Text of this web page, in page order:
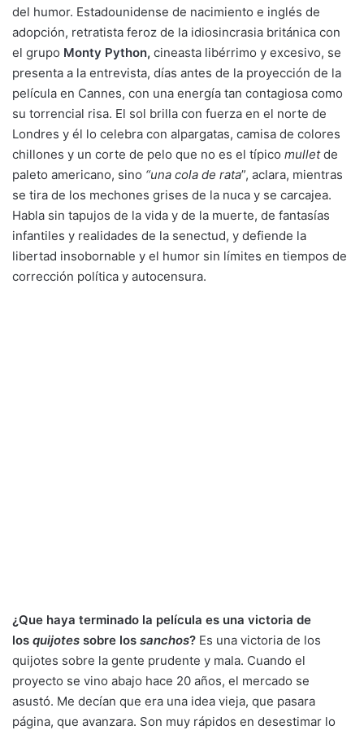
del humor. Estadounidense de nacimiento e inglés de
adopción, retratista feroz de la idiosincrasia británica con
el grupo Monty Python, cineasta libérrimo y excesivo, se
presenta a la entrevista, días antes de la proyección de la
película en Cannes, con una energía tan contagiosa como
su torrencial risa. El sol brilla con fuerza en el norte de
Londres y él lo celebra con alpargatas, camisa de colores
chillones y un corte de pelo que no es el típico mulletde
paleto americano, sino “una cola de rata”, aclara, mientras
se tira de los mechones grises de la nuca y se carcajea.
Habla sin tapujos de la vida y de la muerte, de fantasías
infantiles y realidades de la senectud, y defiende la
libertad insobornable y el humor sin límites en tiempos de
corrección política y autocensura.
¿Que haya terminado la película es una victoria de
los quijotes sobre los sanchos? Es una victoria de los
quijotes sobre la gente prudente y mala. Cuando el
proyecto se vino abajo hace 20 años, el mercado se
asustó. Me decían que era una idea vieja, que pasara
página, que avanzara. Son muy rápidos en desestimar lo